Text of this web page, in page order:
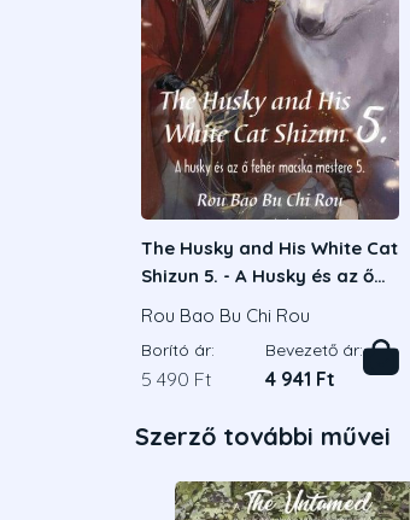
The Husky and His White Cat
Shizun 5. - A Husky és az ő
fehér macska mestere 5.
Rou Bao Bu Chi Rou
Borító ár:
5 490 Ft
Bevezető ár:
4 941 Ft
Szerző további művei